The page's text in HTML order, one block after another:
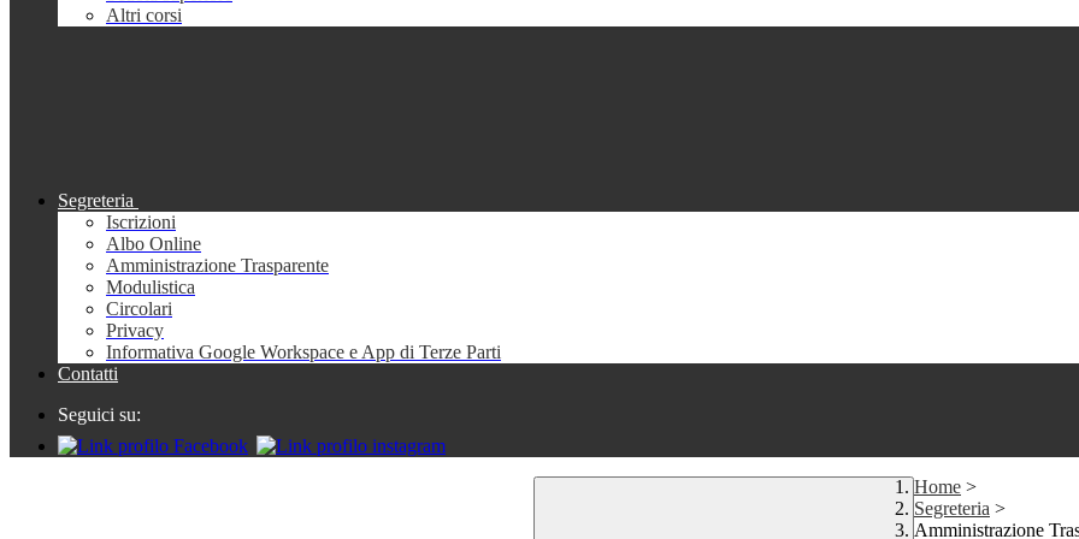
Altri corsi
Segreteria
Iscrizioni
Albo Online
Amministrazione Trasparente
Modulistica
Circolari
Privacy
Informativa Google Workspace e App di Terze Parti
Contatti
Seguici su:
Home >
Segreteria >
Amministrazione